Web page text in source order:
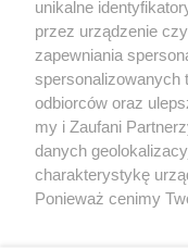
Reklama Tematy
unikalne
przez urządzenie
zapewniania
spersonalizowanych
odbiorców oraz
my i Zaufani
danych
charakterystykę
Ponieważ cenimy